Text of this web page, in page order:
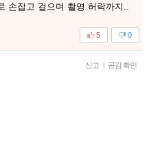
손잡고 걸으며 촬영 허락까지..
0
5
신고 | 공감 확인